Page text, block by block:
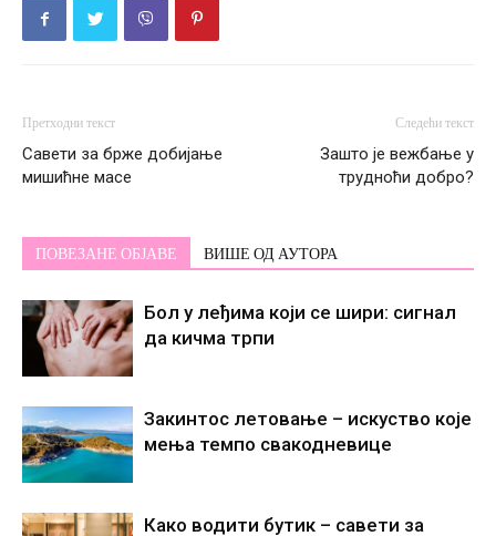
Претходни текст
Савети за брже добијање
мишићне масе
Следећи текст
Зашто је вежбање у
трудноћи добро?
ПОВЕЗАНЕ ОБЈАВЕ ВИШЕ ОД АУТОРА
Бол у леђима који се шири: сигнал
да кичма трпи
Закинтос летовање – искуство које
мења темпо свакодневице
Како водити бутик – савети за